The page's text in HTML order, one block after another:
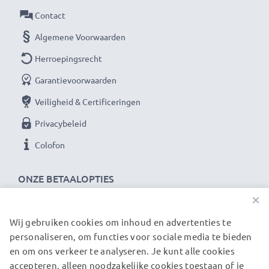
waarom het draait bij hoogwaardige producten.
Daarom bieden wij 36 maanden garantie!
ONZE BETAALOPTIES
Contact
Algemene Voorwaarden
Herroepingsrecht
Garantievoorwaarden
Veiligheid & Certificeringen
Privacybeleid
Colofon
ONZE VERZENDPARTNERS
×
Wij gebruiken cookies om inhoud en advertenties te
personaliseren, om functies voor sociale media te bieden
en om ons verkeer te analyseren. Je kunt alle cookies
accepteren, alleen noodzakelijke cookies toestaan of je